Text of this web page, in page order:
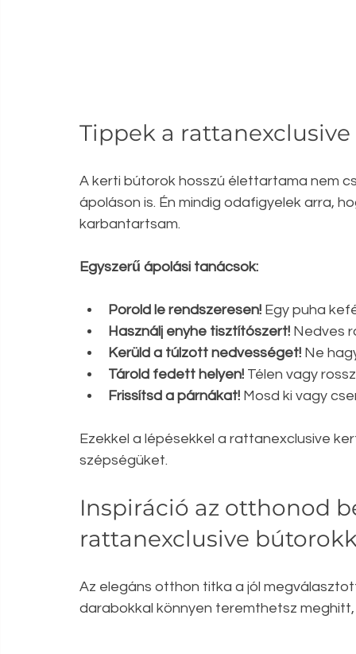
Tippek a
A kerti bútorok hosszú élettartama nem
ápoláson is. Én mindig odafigyelek arra,
karbantartsam.
Egyszerű ápolási tanácsok:
Porold le rendszeresen! Egy puha
Használj enyhe tisztítószert! Nedves
Kerüld a túlzott nedvességet! Ne
Tárold fedett helyen! Télen vagy
Frissítsd a párnákat! Mosd ki vagy
Ezekkel a lépésekkel a rattanexclusive
szépségüket.
Inspiráció az otthonod
rattanexclusive
Az elegáns otthon titka a jól
darabokkal könnyen teremthetsz